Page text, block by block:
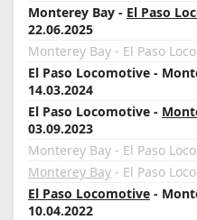
Monterey Bay - El Paso
22.06.2025
Monterey Bay - El Paso
El Paso Locomotive -
14.03.2024
El Paso Locomotive -
03.09.2023
Monterey Bay - El Paso
Monterey Bay - El Paso
El Paso Locomotive -
10.04.2022